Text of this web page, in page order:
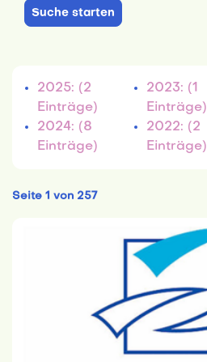
2025: (2
Einträge)
2024: (8
Einträge)
2023: (1
Einträge)
2022: (2
Einträge)
Seite 1 von 257